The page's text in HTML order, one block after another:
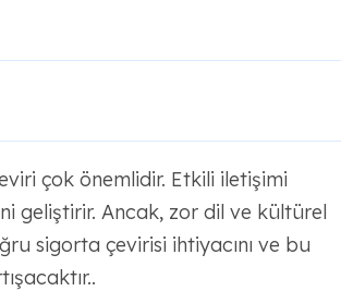
çok önemlidir. Etkili iletişimi
geliştirir. Ancak, zor dil ve kültürel
sigorta çevirisi ihtiyacını ve bu